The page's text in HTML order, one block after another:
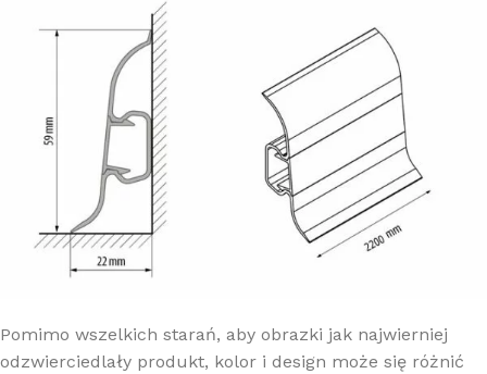
Pomimo wszelkich starań, aby obrazki jak najwierniej
odzwierciedlały produkt, kolor i design może się różnić